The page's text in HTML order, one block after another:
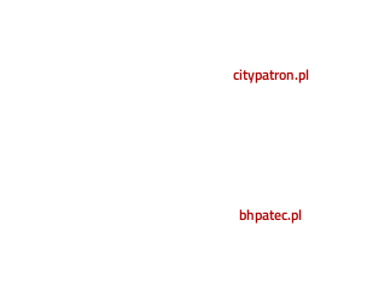
citypatron.pl
bhpatec.pl